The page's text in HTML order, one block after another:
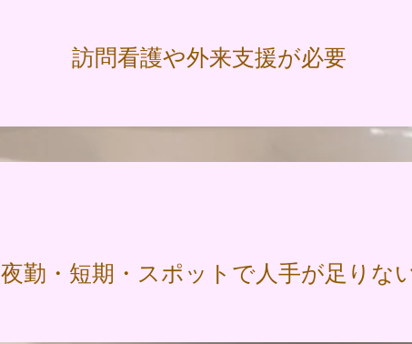
訪問看護や外来支援が必要
夜勤・短期・スポットで人手が足りな